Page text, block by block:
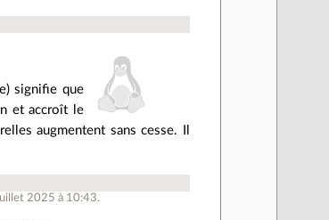
signifie que
et accroît le
augmentent sans cesse. Il
2025 à 10:43.